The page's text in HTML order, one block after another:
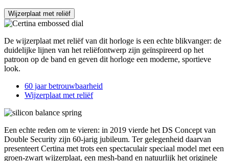
Wijzerplaat met reliëf
De wijzerplaat met reliëf van dit horloge is een echte blikvanger: de
duidelijke lijnen van het reliëfontwerp zijn geïnspireerd op het
patroon op de band en geven dit horloge een moderne, sportieve
look.
60 jaar betrouwbaarheid
Wijzerplaat met reliëf
Een echte reden om te vieren: in 2019 vierde het DS Concept van
Double Security zijn 60-jarig jubileum. Ter gelegenheid daarvan
presenteert Certina met trots een spectaculair speciaal model met een
groen-zwart wijzerplaat, een mesh-band en natuurlijk het originele